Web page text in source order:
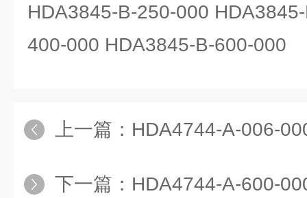
HDA3845-B-250-000
400-000 HDA3845-B-600-000
上一篇： HDA4744-A-006-000HYDAC
下一篇： HDA4744-A-600-000HYDAC压力